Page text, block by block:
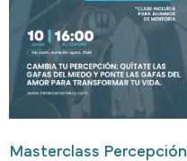
Masterclass Percepción